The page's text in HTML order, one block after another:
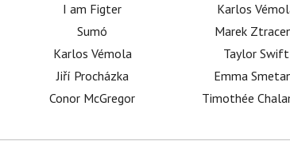
I am Figter
Sumó
Karlos Vémola
Jiří Procházka
Conor McGregor
Karlos
Marek
Taylor Swift
Emma
Timothée